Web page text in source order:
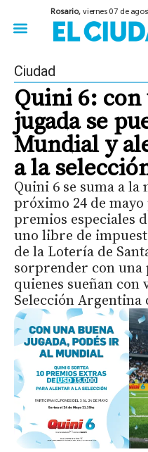
Rosario,viernes 07 de
Ciudad
Quini 6: con
jugada se
Mundial y
a la
Quini 6 se suma a
próximo 24 de
premios especiales
uno libre de
de la Lotería de
sorprender con una
quienes sueñan con
Selección Argentina